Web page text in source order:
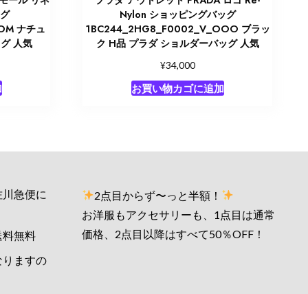
ナチュ
人気
Nylon ショッピングバッグ
1BC244_2HG8_F0002_V_OOO ブラッ
ク H品 プラダ ショルダーバッグ 人気
¥34,000
お買い物カゴに追加
急便に
料無料
ますの
2点目からず〜っと半額！
お洋服もアクセサリーも、1点目は通常
価格、2点目以降はすべて50％OFF！